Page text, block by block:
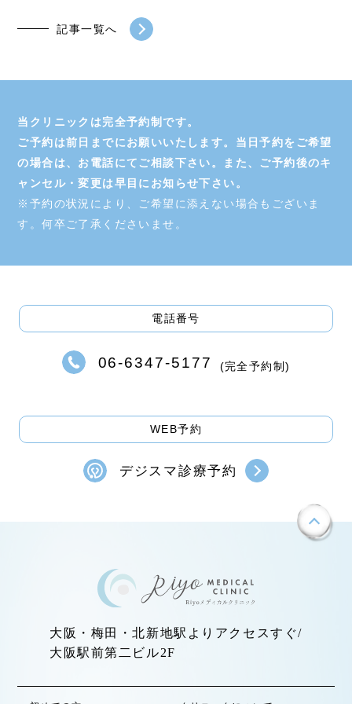
記事一覧へ
当クリニックは完全予約制です。
ご予約は前日までにお願いいたします。当日予約をご希望
の場合は、お電話にてご相談下さい。また、ご予約後のキ
ャンセル・変更は早目にお知らせ下さい。
※予約の状況により、ご希望に添えない場合もございま
す。何卒ご了承くださいませ。
電話番号
06-6347-5177 (完全予約制)
WEB予約
デジスマ診療予約
大阪・梅田・北新地駅よりアクセスすぐ/
大阪駅前第二ビル2F